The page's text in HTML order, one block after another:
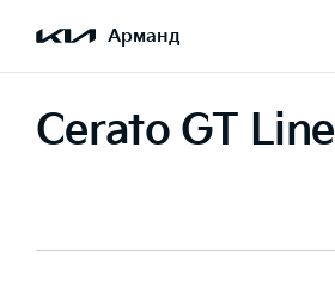
Арманд
Cerato GT Line